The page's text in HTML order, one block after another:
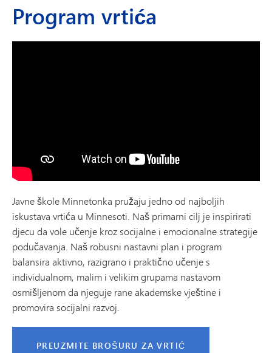
Program vrtića
Javne škole Minnetonka pružaju jedno od najboljih
iskustava vrtića u Minnesoti. Naš primarni cilj je inspirirati
djecu da vole učenje kroz socijalne i emocionalne strategije
podučavanja. Naš robusni nastavni plan i program
balansira aktivno, razigrano i praktično učenje s
individualnom, malim i velikim grupama nastavom
osmišljenom da njeguje rane akademske vještine i
promovira socijalni razvoj.
PREUZMITE BROŠURU ZA VRTIĆ